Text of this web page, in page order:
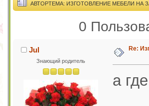
АВТОРТЕМА: ИЗГОТОВЛЕНИЕ МЕБЕЛИ НА
0
Jul
Знающий родитель
Re:
а